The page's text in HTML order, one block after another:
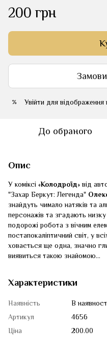
200 грн
% Увійти для відображення
До обраного
Опис
У коміксі «Колодроїд» від
"Захар Беркут: Легенда"
знайдуть чимало натяків та
персонажів та згадають низку
подорожі робота з вічним
постапокаліптичний світ, у
ховається ще одна, значно
виявиться такою знайомою...
Характеристики
Наявність
В
Артикул
4656
Ціна
200.00